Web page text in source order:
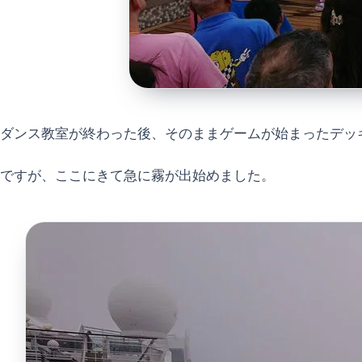
ダンス教室が終わった後、そのままゲームが始まったデッ
ですが、ここにきて急に霧が出始めました。